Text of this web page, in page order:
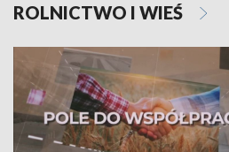
ROLNICTWO I WIEŚ